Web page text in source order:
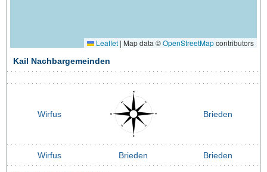
Leaflet | Map data ©OpenStreetMapcontributors
Kail Nachbargemeinden
Wirfus Brieden
Wirfus Brieden Brieden